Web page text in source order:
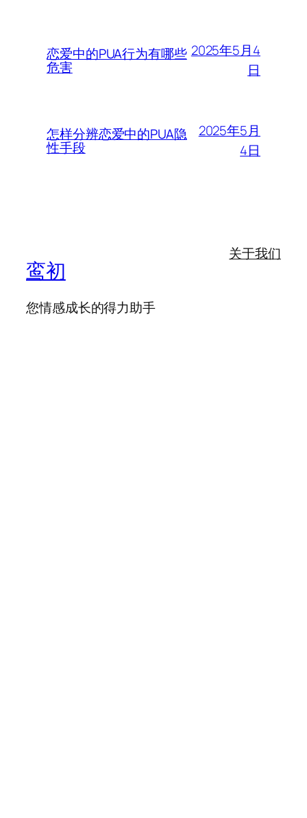
恋爱中的PUA行为有哪些
危害
2025年5月4
日
怎样分辨恋爱中的PUA隐
性手段
2025年5月
4日
鸾初
您情感成长的得力助手
关于我们